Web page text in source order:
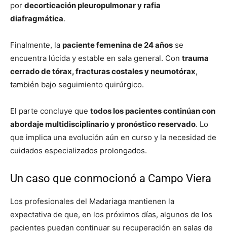
por decorticación pleuropulmonar y rafia
diafragmática.
Finalmente, la paciente femenina de 24 años se
encuentra lúcida y estable en sala general. Con trauma
cerrado de tórax, fracturas costales y neumotórax,
también bajo seguimiento quirúrgico.
El parte concluye que todos los pacientes continúan con
abordaje multidisciplinario y pronóstico reservado. Lo
que implica una evolución aún en curso y la necesidad de
cuidados especializados prolongados.
Un caso que conmocionó a Campo Viera
Los profesionales del Madariaga mantienen la
expectativa de que, en los próximos días, algunos de los
pacientes puedan continuar su recuperación en salas de